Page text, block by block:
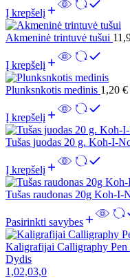
Į krepšelį
Akmeninė trintuvė tušui
Į krepšelį
Plunksnkotis medinis 1,20 €
Į krepšelį
Tušas juodas 20 g. Koh-I-
Į krepšelį
Tušas raudonas 20g Koh-I-
Pasirinkti savybes
Kaligrafijai Calligraphy Pen
Dydis
1,02,03,0